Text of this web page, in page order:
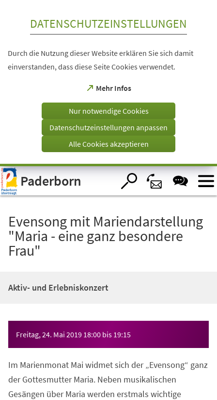
Visuelle
Assistenzsoftware
öffnen.
DATENSCHUTZEINSTELLUNGEN
Durch die Nutzung dieser Website erklären Sie sich damit
einverstanden, dass diese Seite Cookies verwendet.
Mehr Infos
(Öffnet
einem
Tab)
Nur notwendige Cookies
Datenschutzeinstellungen anpassen
Alle Cookies akzeptieren
Paderborn
Evensong mit Mariendarstellung
"Maria - eine ganz besondere
Frau"
Aktiv- und Erlebniskonzert
Freitag, 24. Mai 2019 18:00 bis 19:15
Im Marienmonat Mai widmet sich der „Evensong“ ganz
der Gottesmutter Maria. Neben musikalischen
Gesängen über Maria werden erstmals wichtige